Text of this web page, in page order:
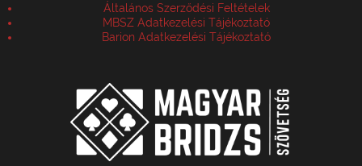
Általános Szerződési Feltételek
MBSZ Adatkezelési Tájékoztató
Barion Adatkezelési Tájékoztató